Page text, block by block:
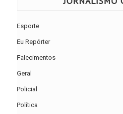
Esporte
Eu Repórter
Falecimentos
Geral
Policial
Política